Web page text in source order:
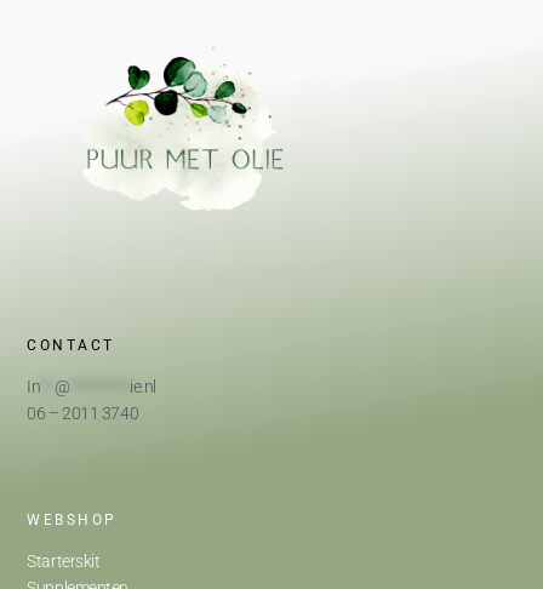
CONTACT
In @
ie.nl
06 – 2011 3740
WEBSHOP
Starterskit